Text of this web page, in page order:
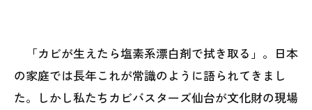
「カビが生えたら塩素系漂白剤で拭き取る」。日本
の家庭では長年これが常識のように語られてきまし
た。しかし私たちカビバスターズ仙台が文化財の現場